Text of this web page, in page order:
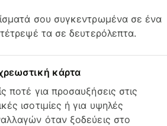
σου συγκεντρωμένα σε ένα
τα σε δευτερόλεπτα.
κάρτα
ποτέ για προσαυξήσεις στις
ισοτιμίες ή για υψηλές
όταν ξοδεύεις στο